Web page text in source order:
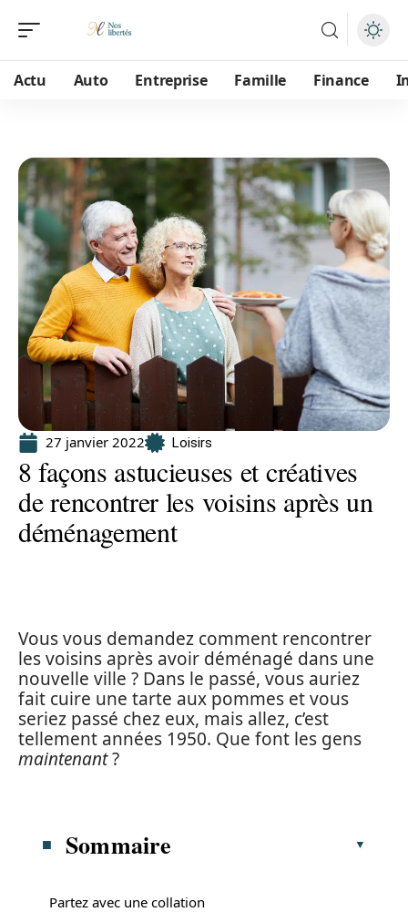
Actu Auto Entreprise Famille Finance
27 janvier 2022 Loisirs
8 façons astucieuses et créatives
de rencontrer les voisins après un
déménagement
Vous vous demandez comment rencontrer
les voisins après avoir déménagé dans une
nouvelle ville ? Dans le passé, vous auriez
fait cuire une tarte aux pommes et vous
seriez passé chez eux, mais allez, c’est
tellement années 1950. Que font les gens
maintenant?
Sommaire
Partez avec une collation